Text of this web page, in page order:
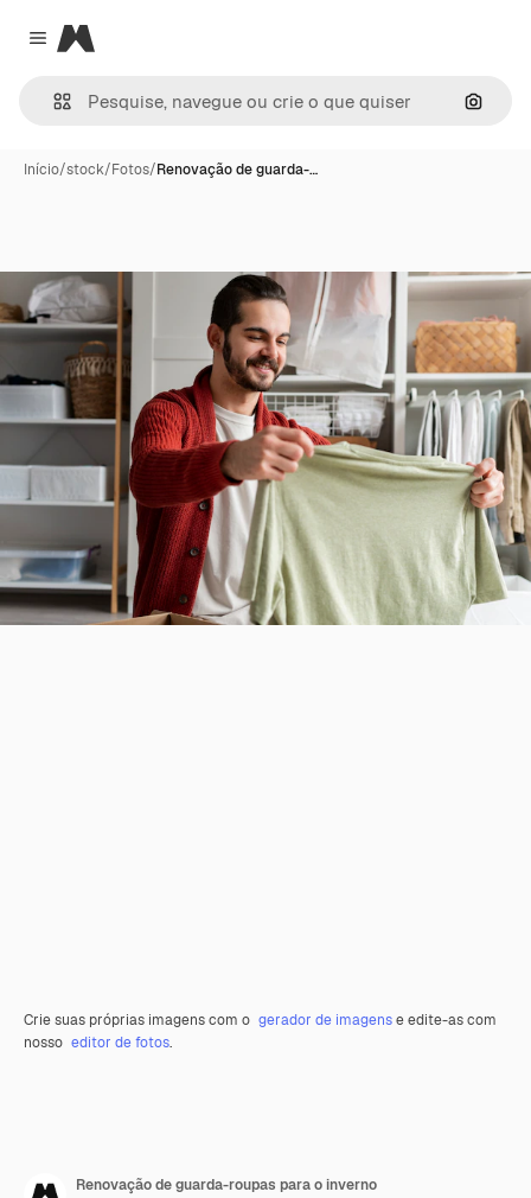
Close menu
Magnific
Início/stock/Fotos/Renovação de guarda-…
Crie suas próprias imagens com o gerador de imagense edite-as com
nosso editor de fotos.
Renovação de guarda-roupas para o inverno